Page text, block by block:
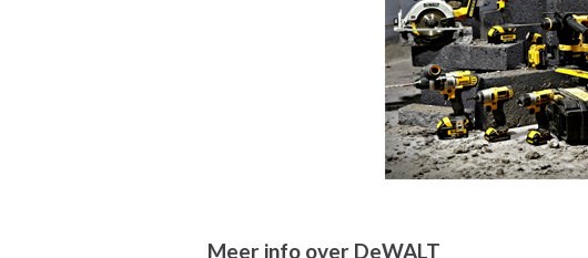
Meer info over DeWALT